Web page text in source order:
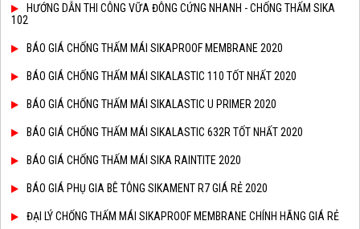
HƯỚNG DẪN THI CÔNG VỮA ĐÔNG CỨNG NHANH - CHỐNG THẤM SIKA
102
BÁO GIÁ CHỐNG THẤM MÁI SIKAPROOF MEMBRANE 2020
BÁO GIÁ CHỐNG THẤM MÁI SIKALASTIC 110 TỐT NHẤT 2020
BÁO GIÁ CHỐNG THẤM MÁI SIKALASTIC U PRIMER 2020
BÁO GIÁ CHỐNG THẤM MÁI SIKALASTIC 632R TỐT NHẤT 2020
BÁO GIÁ CHỐNG THẤM MÁI SIKA RAINTITE 2020
BÁO GIÁ PHỤ GIA BÊ TÔNG SIKAMENT R7 GIÁ RẺ 2020
ĐẠI LÝ CHỐNG THẤM MÁI SIKAPROOF MEMBRANE CHÍNH HÃNG GIÁ RẺ